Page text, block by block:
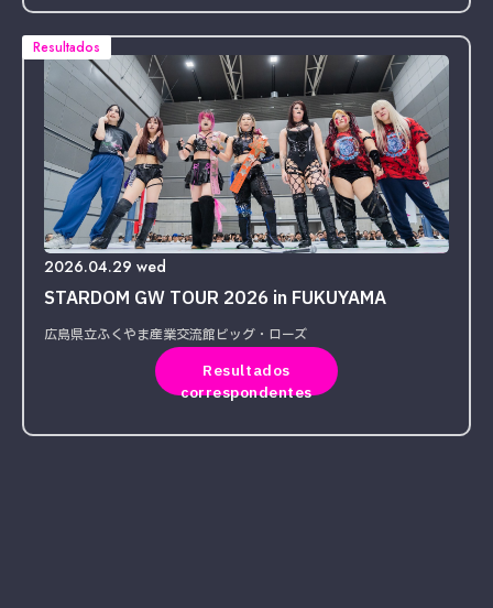
Resultados
2026.04.29 wed
STARDOM GW TOUR 2026 in FUKUYAMA
広島県立ふくやま産業交流館ビッグ・ローズ
Resultados
correspondentes